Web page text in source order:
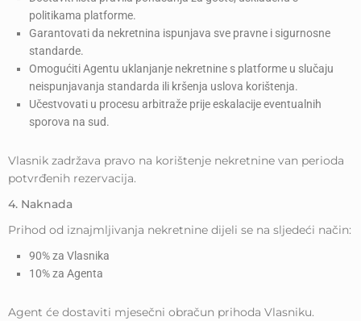
politikama platforme.
Garantovati da nekretnina ispunjava sve pravne i sigurnosne
standarde.
Omogućiti Agentu uklanjanje nekretnine s platforme u slučaju
neispunjavanja standarda ili kršenja uslova korištenja.
Učestvovati u procesu arbitraže prije eskalacije eventualnih
sporova na sud.
Vlasnik zadržava pravo na korištenje nekretnine van perioda
potvrđenih rezervacija.
4. Naknada
Prihod od iznajmljivanja nekretnine dijeli se na sljedeći način:
90% za Vlasnika
10% za Agenta
Agent će dostaviti mjesečni obračun prihoda Vlasniku.